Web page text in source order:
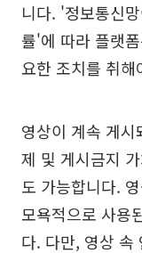
니다. '정보통신
률'에 따라 플랫
요한 조치를 취
영상이 계속 게
제 및 게시금지
도 가능합니다.
모욕적으로 사용
다. 다만, 영상 속